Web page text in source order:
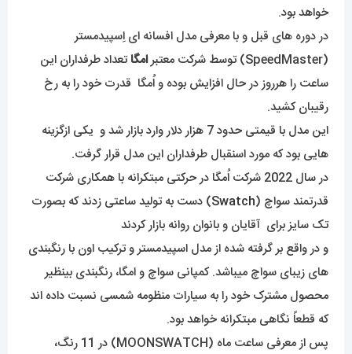
خواهد بود.
در دوره های قبل و با معرفی مدل افسانه ای اِسپیدمستر
(SpeedMaster) توسط شرکت معتبر
امگا تعداد طرفداران این
ساعت را هرروز در حال افزایش بوده و اُمگا قدرت خود را به رخ
رقیبان کشید.
این مدل با قیمتی حدود 7 هزار دلار وارد بازار شد و یکی ازگزینه
هایی بود که مورد اسنقبال طرفداران این مدل قرار گرفت.
در سال 2022 شرکت اُمگا در حرکتی مبتکرانه با همکاری شرکت
قدرتمند سواچ (Swatch) دست به تولید ساعتی زدند که بصورت
تک سایز برای آقایان و بانوان روانه بازار کردند
و در واقع بر گرفته شده از مدل اسپیدمستر و ترکیب اون با رنگبندی
های زیبای سواچ میباشد. کمپانی سواچ و امگا، رنگبندی بینظیر
محصول مشترک خود را به سیارات منظومه شمسی نسبت داده اند
که قطعاً نگاهی مبتکرانه خواهد بود.
پس از معرفی ساعت ماه (MOONSWATCH) در 11 رنگ،